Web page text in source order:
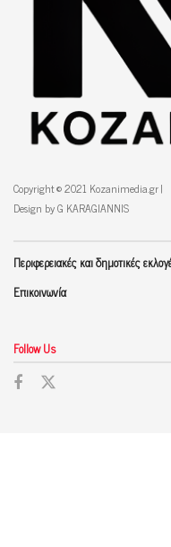
Copyright © 2021 Kozanimedia.gr |
Design by G KARAGIANNIS
Περιφερειακές και δημοτικές
Επικοινωνία
Follow Us